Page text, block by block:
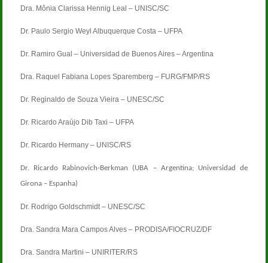
Dra. Mônia Clarissa Hennig Leal – UNISC/SC
Dr. Paulo Sergio Weyl Albuquerque Costa – UFPA
Dr. Ramiro Gual – Universidad de Buenos Aires – Argentina
Dra. Raquel Fabiana Lopes Sparemberg – FURG/FMP/RS
Dr. Reginaldo de Souza Vieira – UNESC/SC
Dr. Ricardo Araújo Dib Taxi – UFPA
Dr. Ricardo Hermany – UNISC/RS
Dr. Ricardo Rabinovich-Berkman (UBA – Argentina; Universidad de
Girona – Espanha)
Dr. Rodrigo Goldschmidt – UNESC/SC
Dra. Sandra Mara Campos Alves – PRODISA/FIOCRUZ/DF
Dra. Sandra Martini – UNIRITER/RS